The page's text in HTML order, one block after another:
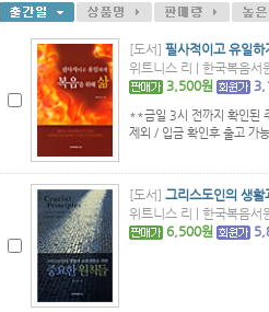
[도서] 필사적이고 유일하
위트니스 리 | 한국복음
3,500원
**금일 3시 전까지 확인된
제외 / 입금 확인후 출고 가
[도서] 그리스도인의 생
위트니스 리 | 한국복음
6,500원